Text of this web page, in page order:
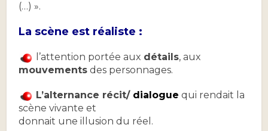
(…) ».
La scène est réaliste :
l’attention portée aux détails, aux
mouvements des personnages.
L’alternance récit/ dialogue qui rendait la
scène vivante et
donnait une illusion du réel.